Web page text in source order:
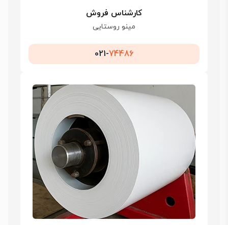
کارشناس فروش
مینو روستایی
021-74486